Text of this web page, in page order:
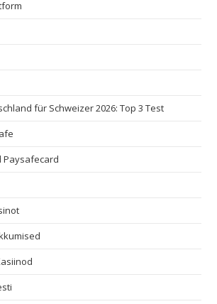
für Schweizer 2026: Top 3 Test
Paysafecard